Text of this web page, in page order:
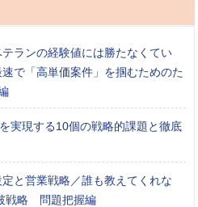
テランの経験値には勝たなくてい
で「高単価案件」を掴むためのた
実現する10個の戦略的課題と徹底
定と営業戦略／誰も教えてくれな
戦略 問題把握編